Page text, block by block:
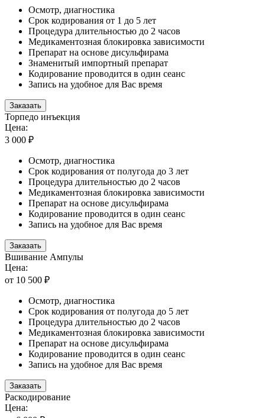
Осмотр, диагностика
Срок кодирования от 1 до 5 лет
Процедура длительностью до 2 часов
Медикаментозная блокировка зависимости
Препарат на основе дисульфирама
Знаменитый импортный препарат
Кодирование проводится в один сеанс
Запись на удобное для Вас время
Заказать
Торпедо инъекция
Цена:
3 000 ₽
Осмотр, диагностика
Срок кодирования от полугода до 3 лет
Процедура длительностью до 2 часов
Медикаментозная блокировка зависимости
Препарат на основе дисульфирама
Кодирование проводится в один сеанс
Запись на удобное для Вас время
Заказать
Вшивание Ампулы
Цена:
от 10 500 ₽
Осмотр, диагностика
Срок кодирования от полугода до 5 лет
Процедура длительностью до 2 часов
Медикаментозная блокировка зависимости
Препарат на основе дисульфирама
Кодирование проводится в один сеанс
Запись на удобное для Вас время
Заказать
Раскодирование
Цена: